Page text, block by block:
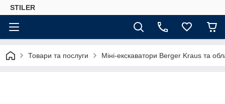
STILER
Товари та послуги Міні-екскаватори Berger Kraus та